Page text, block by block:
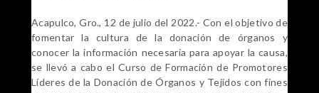
Acapulco, Gro., 12 de julio del 2022.- Con el objetivo de
fomentar la cultura de la donación de órganos y
conocer la información necesaria para apoyar la causa,
se llevó a cabo el Curso de Formación de Promotores
Líderes de la Donación de Órganos y Tejidos con fines